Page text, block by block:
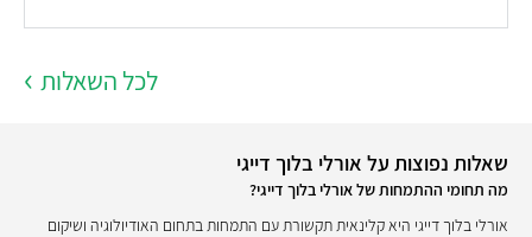
לכל השאלות
שאלות נפוצות על אורלי בלוך דייגי
מה תחומי ההתמחות של אורלי בלוך דייגי?
אורלי בלוך דייגי היא קלינאית תקשורת עם התמחות בתחום האודיולוגיה ושיקום